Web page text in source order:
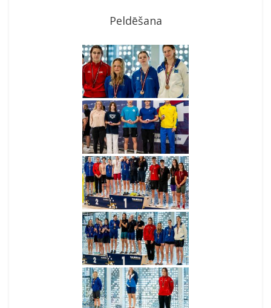
Peldēšana